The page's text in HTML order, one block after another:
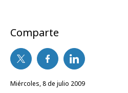
Comparte
miércoles, 8 de julio 2009